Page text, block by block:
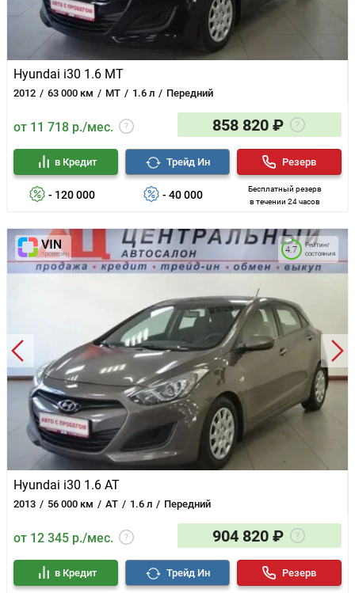
Hyundai i30 1.6 MT
2012 63 000 км MT 1.6 л Передний
от 11 718 р./мес. 858 820 ₽
- 120 000
в Кредит
- 40 000
Трейд Ин
Бесплатный резерв
в течении 24 часов
Резерв
Hyundai i30 1.6 AT
2013 56 000 км AT 1.6 л Передний
Рейтинг
состояния
4.7
от 12 345 р./мес. 904 820 ₽
в Кредит Трейд Ин Резерв